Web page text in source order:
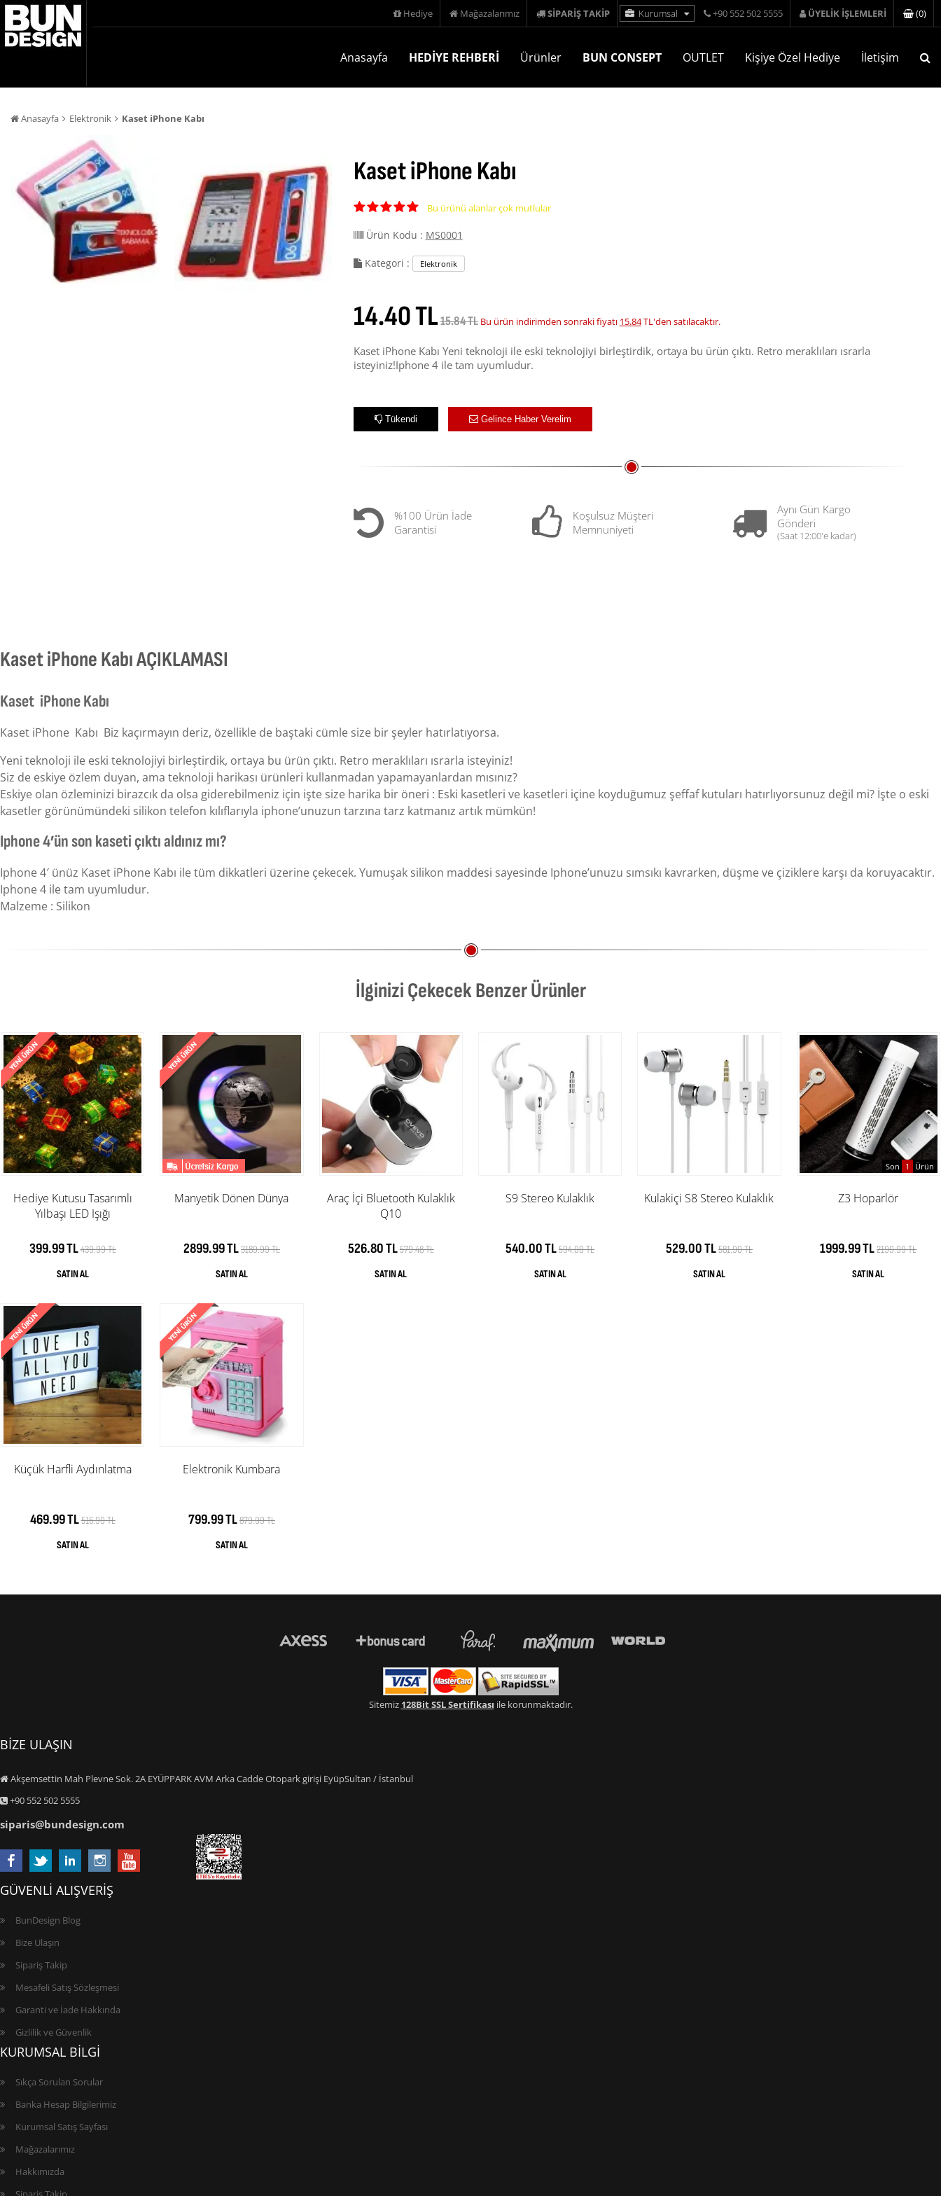
Hediye Mağazalarımız SİPARİŞ TAKİP Kurumsal +90 552 502 5555 ÜYELİK İŞLEMLERİ (0)
Anasayfa HEDİYE REHBERİ Ürünler BUN CONSEPT OUTLET Kişiye Özel Hediye İletişim
Anasayfa Elektronik Kaset iPhone Kabı
Kaset iPhone Kabı
Bu ürünü alanlar çok mutlular
Ürün Kodu : MS0001
Kategori : Elektronik
14.40 TL15.84 TL Bu ürün indirimden sonraki fiyatı 15.84TL'den satılacaktır.
Kaset iPhone Kabı Yeni teknoloji ile eski teknolojiyi birleştirdik, ortaya bu ürün çıktı. Retro meraklıları ısrarla
isteyiniz!Iphone 4 ile tam uyumludur.
Tükendi Gelince Haber Verelim
%100 Ürün İade
Garantisi
Koşulsuz Müşteri
Memnuniyeti
Aynı Gün Kargo
Gönderi
(Saat 12:00'e kadar)
Kaset iPhone Kabı AÇIKLAMASI
Kaset iPhone Kabı
Kaset iPhone Kabı Biz kaçırmayın deriz, özellikle de baştaki cümle size bir şeyler hatırlatıyorsa.
Yeni teknoloji ile eski teknolojiyi birleştirdik, ortaya bu ürün çıktı. Retro meraklıları ısrarla isteyiniz!
Siz de eskiye özlem duyan, ama teknoloji harikası ürünleri kullanmadan yapamayanlardan mısınız?
Eskiye olan özleminizi birazcık da olsa giderebilmeniz için işte size harika bir öneri : Eski kasetleri ve kasetleri içine koyduğumuz şeffaf kutuları hatırlıyorsunuz değil mi? İşte o eski
kasetler görünümündeki silikon telefon kılıflarıyla iphone’unuzun tarzına tarz katmanız artık mümkün!
Iphone 4’ün son kaseti çıktı aldınız mı?
Iphone 4′ ünüz Kaset iPhone Kabı ile tüm dikkatleri üzerine çekecek. Yumuşak silikon maddesi sayesinde Iphone’unuzu sımsıkı kavrarken, düşme ve çiziklere karşı da koruyacaktır.
Iphone 4 ile tam uyumludur.
Malzeme : Silikon
İlginizi Çekecek Benzer Ürünler
Hediye Kutusu Tasarımlı
Yılbaşı LED Işığı
399.99 TL439.99 TL
Manyetik Dönen Dünya
2899.99 TL3189.99 TL
Araç İçi Bluetooth Kulaklık
Q10
526.80 TL579.48 TL
S9 Stereo Kulaklık
540.00 TL594.00 TL
Kulakiçi S8 Stereo Kulaklık
529.00 TL581.90 TL
Son 1 Ürün
Z3 Hoparlör
1999.99 TL2199.99 TL
Küçük Harfli Aydınlatma
469.99 TL516.99 TL
Elektronik Kumbara
799.99 TL879.99 TL
Sitemiz 128Bit SSL Sertifikası ile korunmaktadır.
BİZE ULAŞIN
Akşemsettin Mah Plevne Sok. 2A EYÜPPARK AVM Arka Cadde Otopark girişi EyüpSultan / İstanbul
+90 552 502 5555
siparis@bundesign.com
GÜVENLİ ALIŞVERİŞ
BunDesign Blog
Bize Ulaşın
Sipariş Takip
Mesafeli Satış Sözleşmesi
Garanti ve İade Hakkında
Gizlilik ve Güvenlik
KURUMSAL BİLGİ
Sıkça Sorulan Sorular
Banka Hesap Bilgilerimiz
Kurumsal Satış Sayfası
Mağazalarımız
Hakkımızda